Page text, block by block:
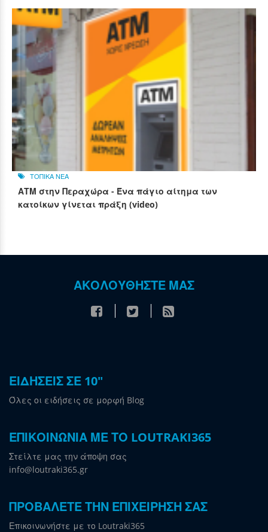
ΤΟΠΙΚΑ ΝΕΑ
ΑΤΜ στην Περαχώρα - Ένα πάγιο αίτημα των
κατοίκων γίνεται πράξη (video)
ΑΚΟΛΟΥΘΗΣΤΕ ΜΑΣ
ΕΙΔΗΣΕΙΣ ΣΕ 10"
Όλες οι ειδήσεις σε μορφή Blog
ΕΠΙΚΟΙΝΩΝΙΑ ΜΕ ΤΟ LOUTRAKI365
Στείλτε μας την άποψη σας
info@loutraki365.gr
ΠΡΟΒΑΛΕΤΕ ΤΗΝ ΕΠΙΧΕΙΡΗΣΗ ΣΑΣ
Επικοινωνήστε με το Loutraki365